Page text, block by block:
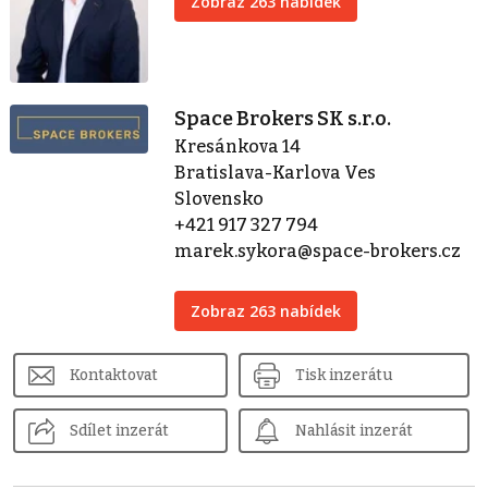
Space Brokers SK s.r.o.
Kresánkova 14
Bratislava-Karlova Ves
Slovensko
+421 917 327 794
marek.sykora@space-brokers.cz
Zobraz 263 nabídek
Kontaktovat Tisk inzerátu
Sdílet inzerát Nahlásit inzerát